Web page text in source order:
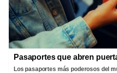
Pasaportes que abren
Los pasaportes más poderosos del